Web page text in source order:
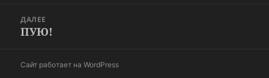
ДАЛЕЕ
Следующая
ПУЮ!
Сайт работает на WordPress